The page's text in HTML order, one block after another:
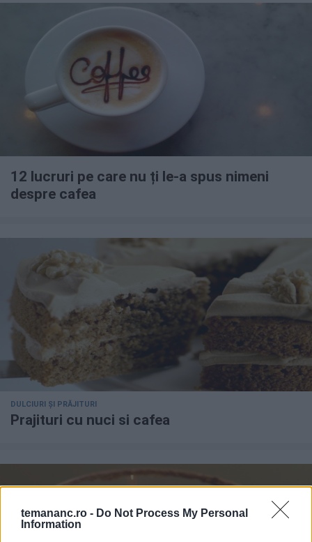
temananc.ro - Do Not Process My Personal
Information
12 lucruri pe care nu ți le-a spus nimeni
despre cafea
DULCIURI ȘI PRĂJITURI
Prajituri cu nuci si cafea